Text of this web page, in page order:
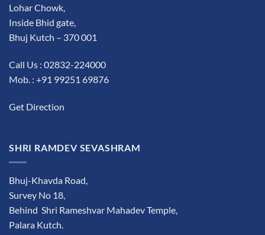
Lohar Chowk,
Inside Bhid gate,
Bhuj Kutch – 370 001
Call Us : 02832-224000
Mob. : +91 99251 69876
Get Direction
SHRI RAMDEV SEVASHRAM
Bhuj-Khavda Road,
Survey No 18,
Behind Shri Rameshvar Mahadev Temple,
Palara Kutch.